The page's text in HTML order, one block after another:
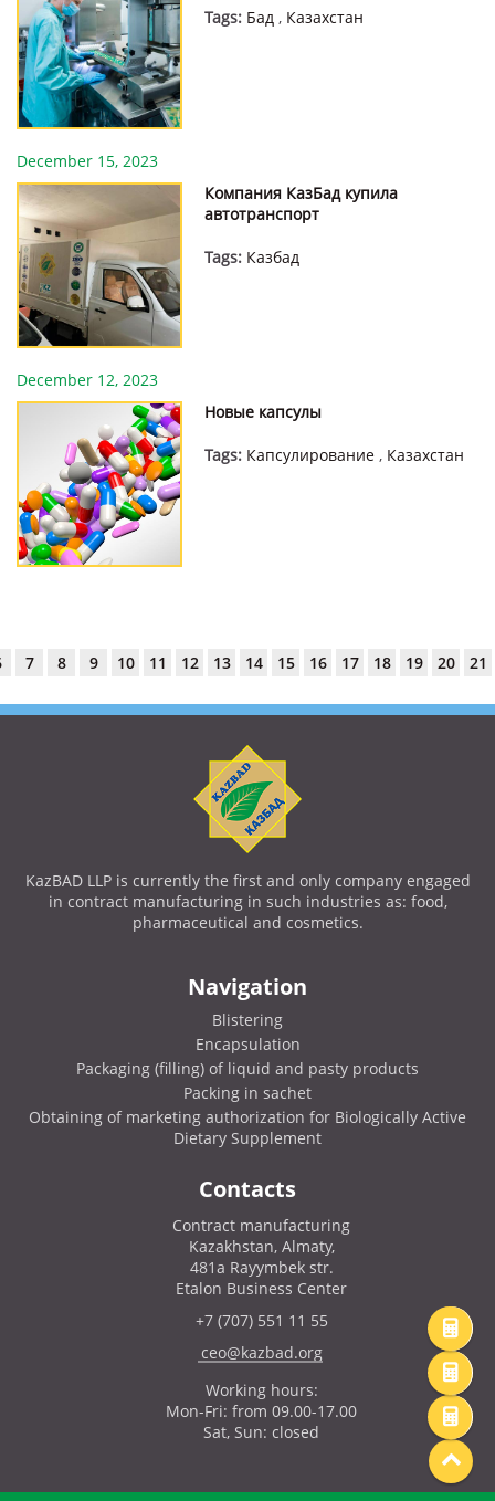
Tags: Бад , Казахстан
December 15, 2023
Компания КазБад купила
автотранспорт
Tags: Казбад
December 12, 2023
Новые капсулы
Tags: Капсулирование , Казахстан
7 8 9 10 11 12 13 14 15 16 17 18 19 20 21
KazBAD LLP is currently the first and only company engaged
in contract manufacturing in such industries as: food,
pharmaceutical and cosmetics.
Navigation
Blistering
Encapsulation
Packaging (filling) of liquid and pasty products
Packing in sachet
Obtaining of marketing authorization for Biologically Active
Dietary Supplement
Contacts
Contract manufacturing
Kazakhstan, Almaty,
481a Rayymbek str.
Etalon Business Center
+7 (707) 551 11 55
ceo@kazbad.org
Working hours:
Mon-Fri: from 09.00-17.00
Sat, Sun: closed